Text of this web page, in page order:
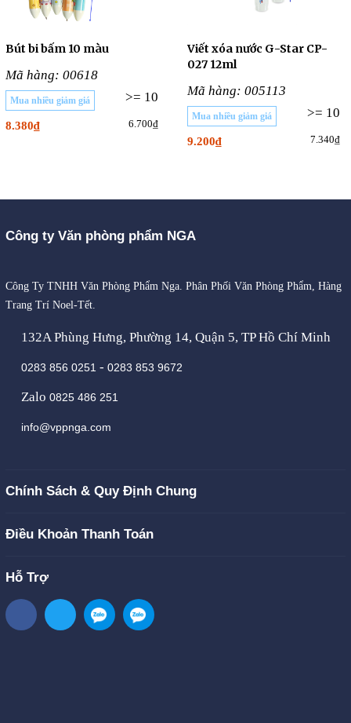
Bút bi bấm 10 màu
Mã hàng: 00618
>= 10
Mua nhiều giảm giá
8.380₫ 6.700₫
Viết xóa nước G-Star CP-
027 12ml
Mã hàng: 005113
Mua nhiều giảm giá >= 10
9.200₫ 7.340₫
Công ty Văn phòng phẩm NGA
Công Ty TNHH Văn Phòng Phẩm Nga. Phân Phối Văn Phòng Phẩm, Hàng
Trang Trí Noel-Tết.
132A Phùng Hưng, Phường 14, Quận 5, TP Hồ Chí Minh
0283 856 0251 - 0283 853 9672
Zalo 0825 486 251
info@vppnga.com
Chính Sách & Quy Định Chung
Điều Khoản Thanh Toán
Hỗ Trợ